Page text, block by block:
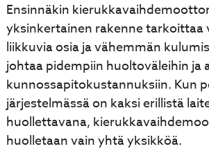
Ensinnäkin
yksinkertainen rakenne tarkoittaa
liikkuvia osia ja vähemmän
johtaa pidempiin huoltoväleihin ja
kunnossapitokustannuksiin. Kun
järjestelmässä on kaksi erillistä
huollettavana,
huolletaan vain yhtä yksikköä.